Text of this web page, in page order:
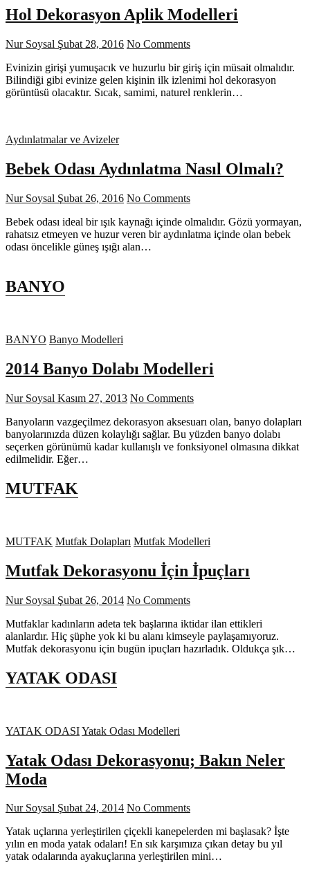
Hol Dekorasyon Aplik Modelleri
Nur Soysal Şubat 28, 2016 No Comments
Evinizin girişi yumuşacık ve huzurlu bir giriş için müsait olmalıdır.
Bilindiği gibi evinize gelen kişinin ilk izlenimi hol dekorasyon
görüntüsü olacaktır. Sıcak, samimi, naturel renklerin…
Aydınlatmalar ve Avizeler
Bebek Odası Aydınlatma Nasıl Olmalı?
Nur Soysal Şubat 26, 2016 No Comments
Bebek odası ideal bir ışık kaynağı içinde olmalıdır. Gözü yormayan,
rahatsız etmeyen ve huzur veren bir aydınlatma içinde olan bebek
odası öncelikle güneş ışığı alan…
BANYO
BANYO Banyo Modelleri
2014 Banyo Dolabı Modelleri
Nur Soysal Kasım 27, 2013 No Comments
Banyoların vazgeçilmez dekorasyon aksesuarı olan, banyo dolapları
banyolarınızda düzen kolaylığı sağlar. Bu yüzden banyo dolabı
seçerken görünümü kadar kullanışlı ve fonksiyonel olmasına dikkat
edilmelidir. Eğer…
MUTFAK
MUTFAK Mutfak Dolapları Mutfak Modelleri
Mutfak Dekorasyonu İçin İpuçları
Nur Soysal Şubat 26, 2014 No Comments
Mutfaklar kadınların adeta tek başlarına iktidar ilan ettikleri
alanlardır. Hiç şüphe yok ki bu alanı kimseyle paylaşamıyoruz.
Mutfak dekorasyonu için bugün ipuçları hazırladık. Oldukça şık…
YATAK ODASI
YATAK ODASIYatak Odası Modelleri
Yatak Odası Dekorasyonu; Bakın Neler
Moda
Nur Soysal Şubat 24, 2014 No Comments
Yatak uçlarına yerleştirilen çiçekli kanepelerden mi başlasak? İşte
yılın en moda yatak odaları! En sık karşımıza çıkan detay bu yıl
yatak odalarında ayakuçlarına yerleştirilen mini…